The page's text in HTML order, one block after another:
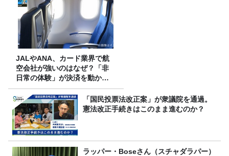
JALやANA、カード業界で航
空会社が強いのはなぜ？「非
日常の体験」が決済を動かす
理由
「国民投票法改正案」が衆議院を通過。
憲法改正手続きはこのまま進むのか？
ラッパー・Boseさん（スチャダラパー）